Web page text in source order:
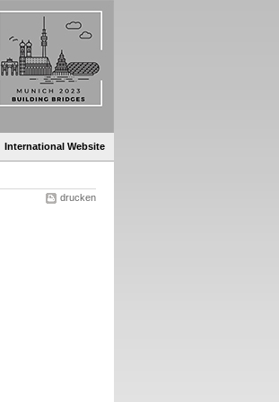
International Website
drucken